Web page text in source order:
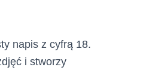
napis z cyfrą 18.
i stworzy